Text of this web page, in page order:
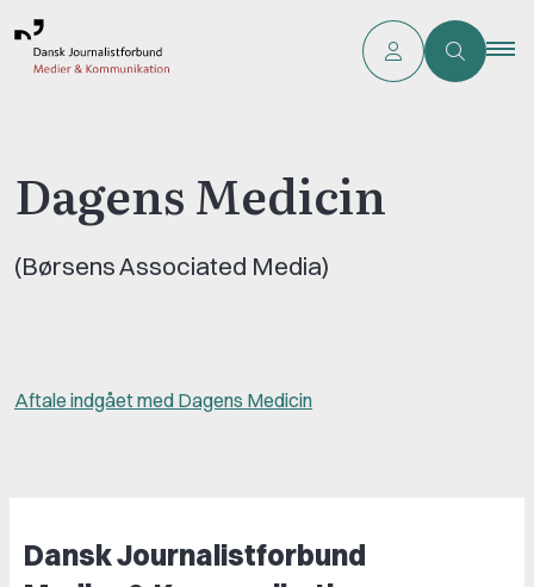
Dagens Medicin
(Børsens Associated Media)
Aftale indgået med Dagens Medicin
Dansk Journalistforbund